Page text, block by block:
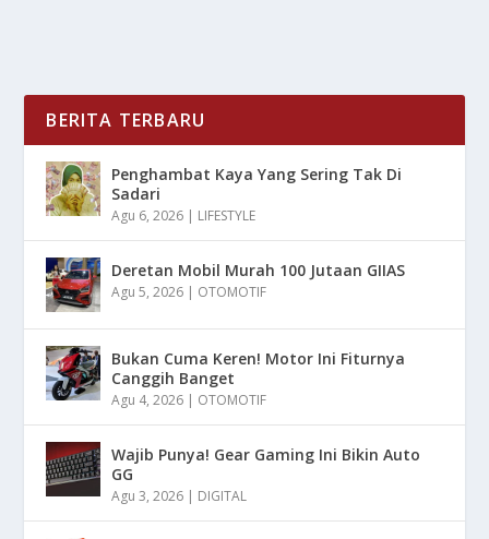
BERITA TERBARU
Penghambat Kaya Yang Sering Tak Di
Sadari
Agu 6, 2026 | LIFESTYLE
Deretan Mobil Murah 100 Jutaan GIIAS
Agu 5, 2026 | OTOMOTIF
Bukan Cuma Keren! Motor Ini Fiturnya
Canggih Banget
Agu 4, 2026 | OTOMOTIF
Wajib Punya! Gear Gaming Ini Bikin Auto
GG
Agu 3, 2026 | DIGITAL